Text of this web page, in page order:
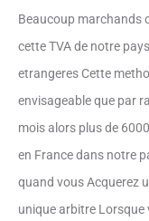
Beaucoup marchands
cette TVA de notre
etrangeres Cette
envisageable que par
mois alors plus de
en France dans notre
quand vous Acquerez
unique arbitre Lorsque